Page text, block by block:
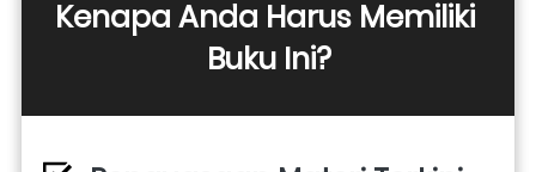
Kenapa Anda Harus Memiliki
Buku Ini?